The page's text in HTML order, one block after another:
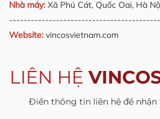
Nhà máy: Xã Phú Cát, Quốc Oai, Hà
Website: vincosvietnam.com
LIÊN HỆ
Điền thông tin liên hệ để